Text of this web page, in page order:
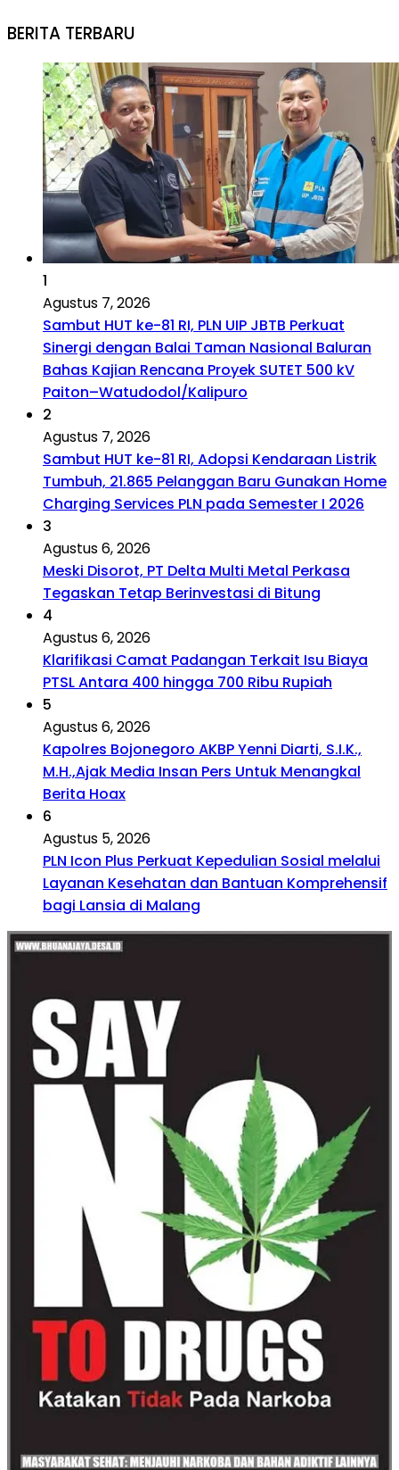
BERITA TERBARU
1
Agustus 7, 2026
Sambut HUT ke-81 RI, PLN UIP JBTB Perkuat
Sinergi dengan Balai Taman Nasional Baluran
Bahas Kajian Rencana Proyek SUTET 500 kV
Paiton–Watudodol/Kalipuro
2
Agustus 7, 2026
Sambut HUT ke-81 RI, Adopsi Kendaraan Listrik
Tumbuh, 21.865 Pelanggan Baru Gunakan Home
Charging Services PLN pada Semester I 2026
3
Agustus 6, 2026
Meski Disorot, PT Delta Multi Metal Perkasa
Tegaskan Tetap Berinvestasi di Bitung
4
Agustus 6, 2026
Klarifikasi Camat Padangan Terkait Isu Biaya
PTSL Antara 400 hingga 700 Ribu Rupiah
5
Agustus 6, 2026
Kapolres Bojonegoro AKBP Yenni Diarti, S.I.K.,
M.H.,Ajak Media Insan Pers Untuk Menangkal
Berita Hoax
6
Agustus 5, 2026
PLN Icon Plus Perkuat Kepedulian Sosial melalui
Layanan Kesehatan dan Bantuan Komprehensif
bagi Lansia di Malang